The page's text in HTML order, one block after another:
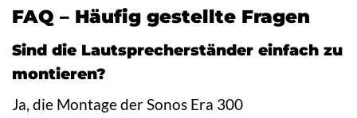
FAQ – Häufig gestellte Fragen
Sind die Lautsprecherständer einfach zu
montieren?
Ja, die Montage der Sonos Era 300